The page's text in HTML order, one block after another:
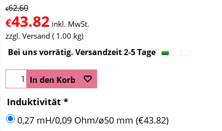
€62.60
€43.82 inkl. MwSt.
zzgl. Versand
1.00 kg
Bei uns vorrätig. Versandzeit 2-5 Tage
In den Korb
Induktivität *
0,27 mH/0,09 Ohm/ø50 mm (€43.82)